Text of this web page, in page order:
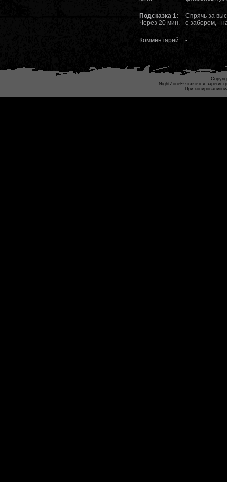
Подсказка 1:
Через 20 мин.
Спрячь за
с забором, -
Комментарий: -
NightZone® является
При копировании